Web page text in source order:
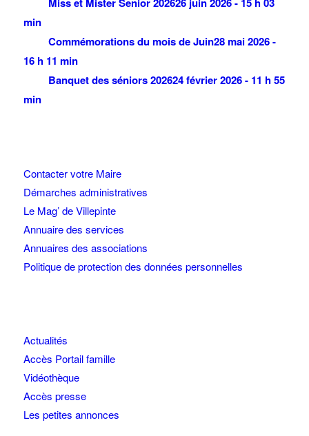
min
Commémorations du mois de Juin28 mai 2026 -
16 h 11 min
Banquet des séniors 202624 février 2026 - 11 h 55
min
Contacter votre Maire
Démarches administratives
Le Mag’ de Villepinte
Annuaire des services
Annuaires des associations
Politique de protection des données personnelles
Actualités
Accès Portail famille
Vidéothèque
Accès presse
Les petites annonces